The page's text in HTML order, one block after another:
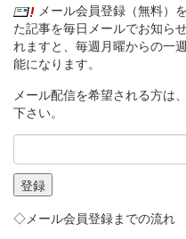
メール会員登録（無料）
た記事を毎日メールでお知ら
れますと、毎週月曜からの一
能になります。
メール配信を希望される方は
下さい。
◇メール会員登録までの流れ